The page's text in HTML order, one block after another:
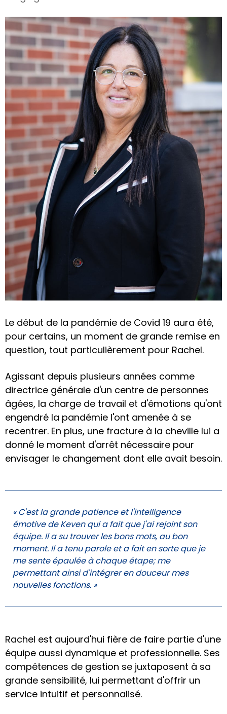
Le début de la pandémie de Covid 19 aura été,
pour certains, un moment de grande remise en
question, tout particulièrement pour Rachel.
Agissant depuis plusieurs années comme
directrice générale d'un centre de personnes
âgées, la charge de travail et d'émotions qu'ont
engendré la pandémie l'ont amenée à se
recentrer. En plus, une fracture à la cheville lui a
donné le moment d'arrêt nécessaire pour
envisager le changement dont elle avait besoin.
« C'est la grande patience et l'intelligence
émotive de Keven qui a fait que j'ai rejoint son
équipe. Il a su trouver les bons mots, au bon
moment. Il a tenu parole et a fait en sorte que je
me sente épaulée à chaque étape; me
permettant ainsi d'intégrer en douceur mes
nouvelles fonctions. »
Rachel est aujourd'hui fière de faire partie d'une
équipe aussi dynamique et professionnelle. Ses
compétences de gestion se juxtaposent à sa
grande sensibilité, lui permettant d'offrir un
service intuitif et personnalisé.